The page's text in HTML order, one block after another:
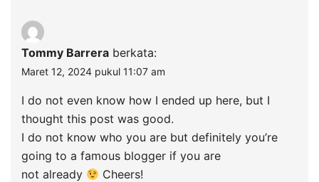
Tommy Barrera berkata:
Maret 12, 2024 pukul 11:07 am
I do not even know how I ended up here, but I
thought this post was good.
I do not know who you are but definitely you’re
going to a famous blogger if you are
not already
Cheers!